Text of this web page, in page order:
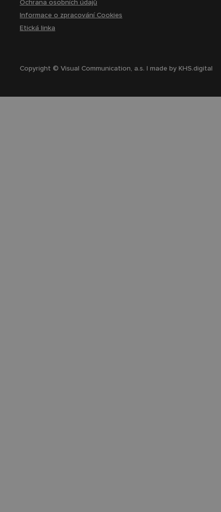
Ochrana osobních údajů
Informace o zpracování Cookies
Etická linka
Copyright © Visual Communication, a.s. | made byKHS.digital